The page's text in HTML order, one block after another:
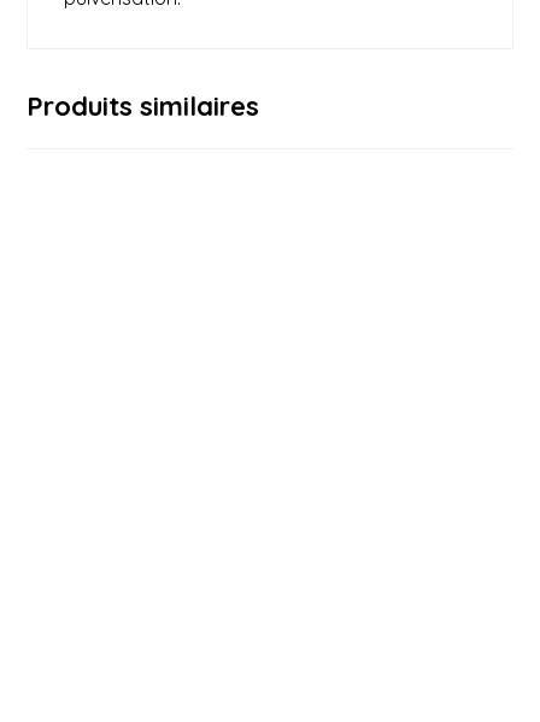
Produits similaires